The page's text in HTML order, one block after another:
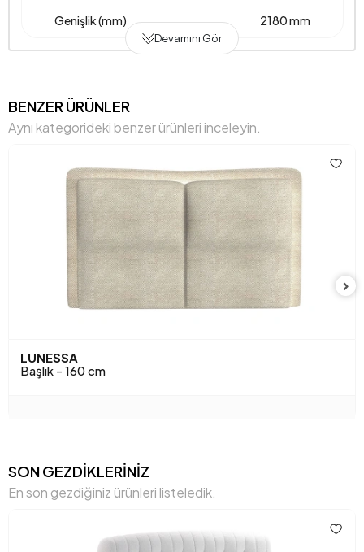
Genişlik (mm) 2180 mm
Gövde Malzemesi
Yükseklik (mm)
Kumaş Rengi Gri
Devamını Gör
BENZER ÜRÜNLER
Aynı kategorideki benzer ürünleri inceleyin.
LUNESSA
Başlık - 160 cm
SON GEZDİKLERİNİZ
En son gezdiğiniz ürünleri listeledik.